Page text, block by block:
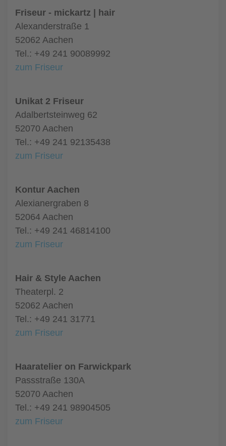
Friseur - mickartz | hair
Alexanderstraße 1
52062 Aachen
Tel.: +49 241 90089992
zum Friseur
Unikat 2 Friseur
Adalbertsteinweg 62
52070 Aachen
Tel.: +49 241 92135438
zum Friseur
Kontur Aachen
Alexianergraben 8
52064 Aachen
Tel.: +49 241 46814100
zum Friseur
Hair & Style Aachen
Theaterpl. 2
52062 Aachen
Tel.: +49 241 31771
zum Friseur
Haaratelier on Farwickpark
Passstraße 130A
52070 Aachen
Tel.: +49 241 98904505
zum Friseur